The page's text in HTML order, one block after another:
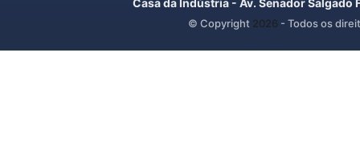
Casa da Indústria - Av. Senador
© Copyright 2026 - Todos os